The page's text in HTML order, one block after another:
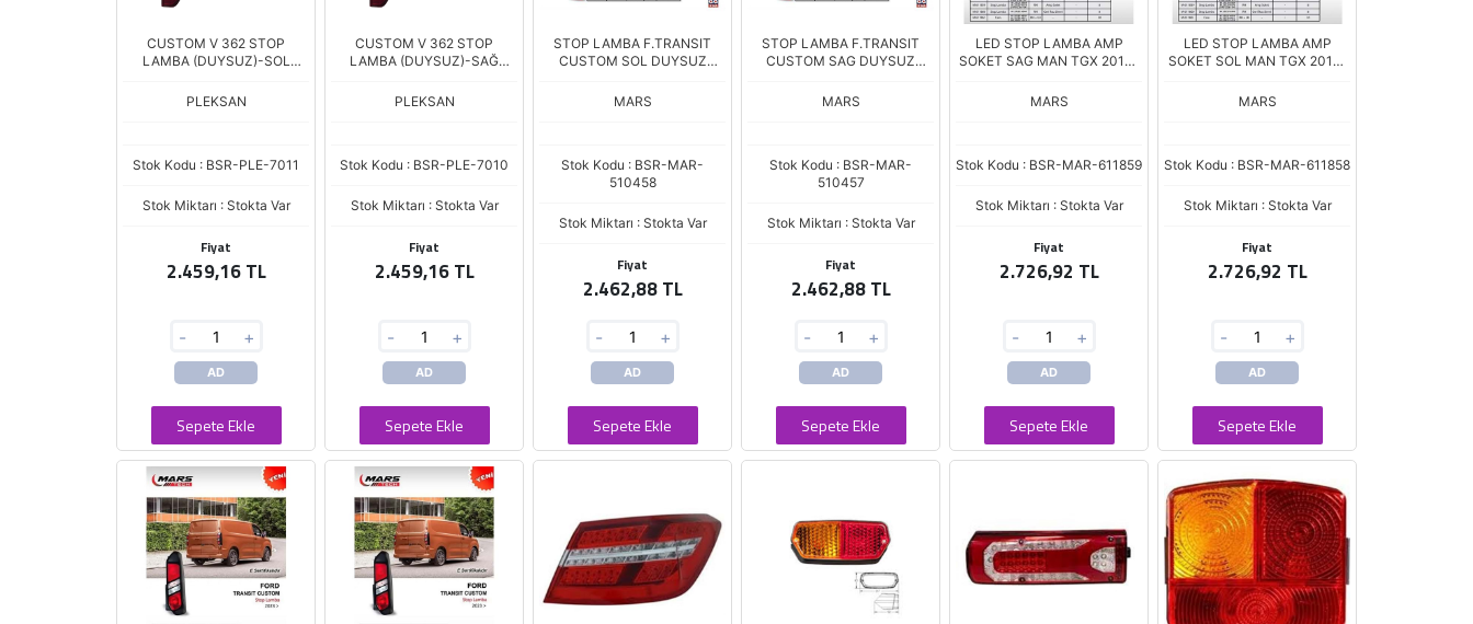
CUSTOM V 362 STOP
LAMBA (DUYSUZ)-SOL
PLEKSAN
Stok Kodu : BSR-PLE-7011
Stok Miktarı : Stokta Var
Fiyat
2.459,16 TL
- +
AD
Sepete Ekle
CUSTOM V 362 STOP
LAMBA (DUYSUZ)-SAĞ
PLEKSAN
Stok Kodu : BSR-PLE-7010
Stok Miktarı : Stokta Var
Fiyat
2.459,16 TL
- +
AD
Sepete Ekle
STOP LAMBA F.TRANSIT
CUSTOM SOL DUYSUZ
MARS
Stok Kodu : BSR-MAR-
510458
Stok Miktarı : Stokta Var
Fiyat
2.462,88 TL
- +
AD
Sepete Ekle
STOP LAMBA F.TRANSIT
CUSTOM SAG DUYSUZ
MARS
Stok Kodu : BSR-MAR-
510457
Stok Miktarı : Stokta Var
Fiyat
2.462,88 TL
- +
AD
Sepete Ekle
LED STOP LAMBA AMP
SOKET SAG MAN TGX 2015-
MARS
Stok Kodu : BSR-MAR-611859
Stok Miktarı : Stokta Var
Fiyat
2.726,92 TL
- +
AD
Sepete Ekle
LED STOP LAMBA AMP
SOKET SOL MAN TGX 2015-
MARS
Stok Kodu : BSR-MAR-611858
Stok Miktarı : Stokta Var
Fiyat
2.726,92 TL
- +
AD
Sepete Ekle